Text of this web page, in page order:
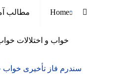
Home مطالب
خواب و اختلالات
سندرم فاز تأخیری